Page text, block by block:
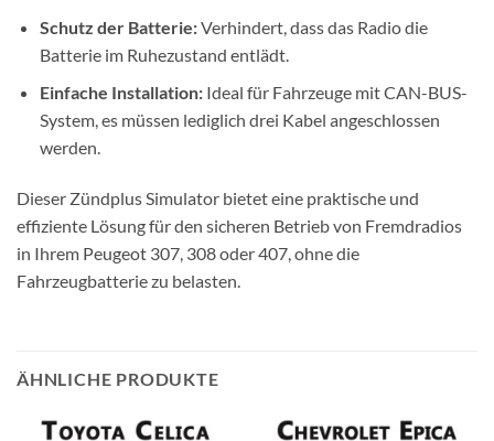
Schutz der Batterie:Verhindert, dass das Radio die
Batterie im Ruhezustand entlädt.
Einfache Installation:Ideal für Fahrzeuge mit CAN-BUS-
System, es müssen lediglich drei Kabel angeschlossen
werden.
Dieser Zündplus Simulator bietet eine praktische und
effiziente Lösung für den sicheren Betrieb von Fremdradios
in Ihrem Peugeot 307, 308 oder 407, ohne die
Fahrzeugbatterie zu belasten.
ÄHNLICHE PRODUKTE